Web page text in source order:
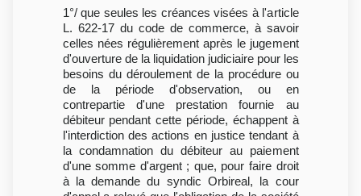
1°/ que seules les créances visées à l'article
L. 622-17 du code de commerce, à savoir
celles nées régulièrement après le jugement
d'ouverture de la liquidation judiciaire pour les
besoins du déroulement de la procédure ou
de la période d'observation, ou en
contrepartie d'une prestation fournie au
débiteur pendant cette période, échappent à
l'interdiction des actions en justice tendant à
la condamnation du débiteur au paiement
d'une somme d'argent ; que, pour faire droit
à la demande du syndic Orbireal, la cour